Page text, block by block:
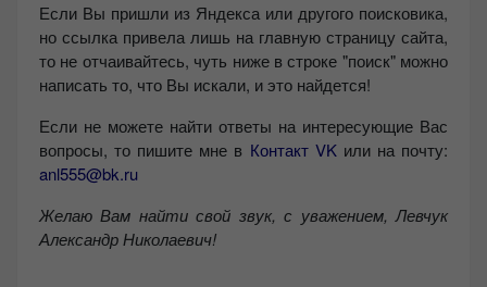
Если Вы пришли из Яндекса или другого поисковика,
но ссылка привела лишь на главную страницу сайта,
то не отчаивайтесь, чуть ниже в строке "поиск" можно
написать то, что Вы искали, и это найдется!
Если не можете найти ответы на интересующие Вас
вопросы, то пишите мне в Контакт VKили на почту:
anl555@bk.ru
Желаю Вам найти свой звук, с уважением, Левчук
Александр Николаевич!